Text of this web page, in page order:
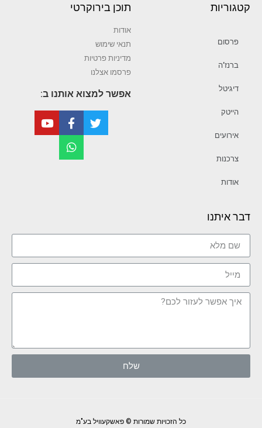
קטגוריות
פרסום
ברנז’ה
דיגיטל
הייטק
אירועים
צרכנות
אודות
תוכן בירוקרטי
אודות
תנאי שימוש
מדיניות פרטיות
פרסמו אצלנו
אפשר למצוא אותנו ב:
דבר איתנו
שלח
כל הזכויות שמורות © פאשקעוויל בע"מ